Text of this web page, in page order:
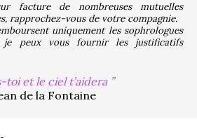
facture de nombreuses mutuelles
rapprochez-vous de votre compagnie.
uniquement les sophrologues
peux vous fournir les justificatifs
toi et le ciel t’aidera
de la Fontaine